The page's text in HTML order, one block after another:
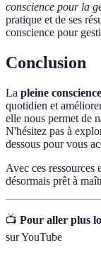
conscience pour la
pratique et de ses
conscience pour
Conclusion
La pleine conscience
quotidien et
elle nous permet de
N'hésitez pas à
dessous pour vous
Avec ces ressources
désormais prêt à
📺 Pour aller plus
sur YouTube